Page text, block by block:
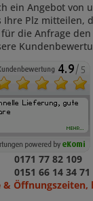
ein Angebot von
Ihre Plz mitteilen,
die Anfrage
77 82 109
66 14 34 71
&